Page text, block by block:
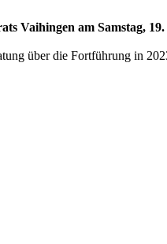
Vaihingen am Samstag,
über die Fortführung in